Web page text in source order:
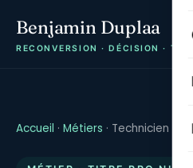
Benjamin Duplaa
RECONVERSION · DÉCISION ·
Accueil · Métiers · Technicien